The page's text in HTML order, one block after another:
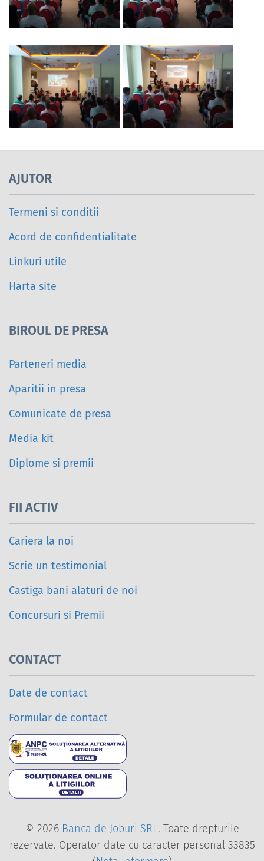
AJUTOR
Termeni si conditii
Acord de confidentialitate
Linkuri utile
Harta site
BIROUL DE PRESA
Parteneri media
Aparitii in presa
Comunicate de presa
Media kit
Diplome si premii
FII ACTIV
Cariera la noi
Scrie un testimonial
Castiga bani alaturi de noi
Concursuri si Premii
CONTACT
Date de contact
Formular de contact
© 2026 Banca de Joburi SRL. Toate drepturile
rezervate. Operator date cu caracter personal 33835